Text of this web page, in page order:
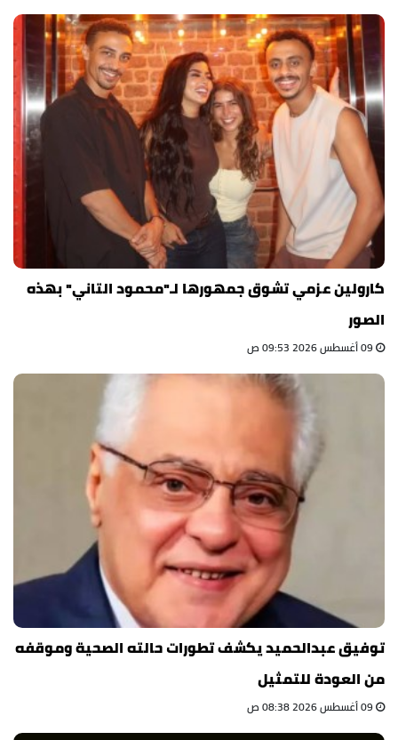
كارولين عزمي تشوق جمهورها لـ"محمود التاني" بهذه
الصور
توفيق عبدالحميد يكشف تطورات حالته الصحية وموقفه
من العودة للتمثيل